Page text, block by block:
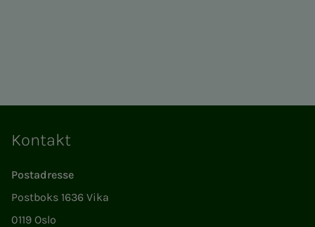
Kontakt
Postadresse
Postboks 1636 Vika
0119 Oslo